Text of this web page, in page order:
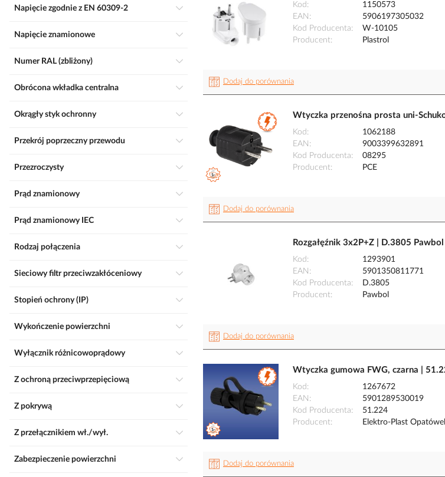
Kod
1150573
EAN
5906197305032
Kod Producenta
W-10105
Producent
Plastrol
Dodaj do porównania
Wtyczka przenośna prosta uni-
Kod
1062188
EAN
9003399632891
Kod Producenta
08295
Producent
PCE
Dodaj do porównania
Rozgałęźnik 3x2P+Z | D.3805 Pawbol
Kod
1293901
EAN
5901350811771
Kod Producenta
D.3805
Producent
Pawbol
Dodaj do porównania
Wtyczka gumowa FWG, czarna |
Kod
1267672
EAN
5901289530019
Kod Producenta
51.224
Producent
Elektro-Plast
Dodaj do porównania
Napięcie zgodnie z EN 60309-2
Napięcie znamionowe
Numer RAL (zbliżony)
Obrócona wkładka centralna
Okrągły styk ochronny
Przekrój poprzeczny przewodu
Przezroczysty
Prąd znamionowy
Prąd znamionowy IEC
Rodzaj połączenia
Sieciowy filtr przeciwzakłóceniowy
Stopień ochrony (IP)
Wykończenie powierzchni
Wyłącznik różnicowoprądowy
Z ochroną przeciwprzepięciową
Z pokrywą
Z przełącznikiem wł./wył.
Zabezpieczenie powierzchni